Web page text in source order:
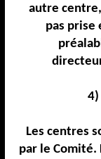
autre
pas prise
4)
Les centres
par le Comité.